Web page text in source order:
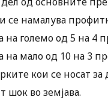
се намалува
на големо од 5 на 4
на мало од 10 на 3
кои се носат за
шок во земјава.